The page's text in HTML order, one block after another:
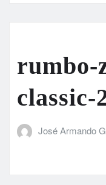
rumbo-
classic-
José Armando